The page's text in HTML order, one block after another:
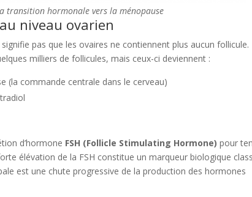
transition hormonale vers la ménopause
niveau ovarien
pas que les ovaires ne contiennent plus aucun follicule.
milliers de follicules, mais ceux-ci deviennent :
(la commande centrale dans le cerveau)
d’hormone FSH (Follicle Stimulating Hormone) pour
élévation de la FSH constitue un marqueur biologique
est une chute progressive de la production des hormones